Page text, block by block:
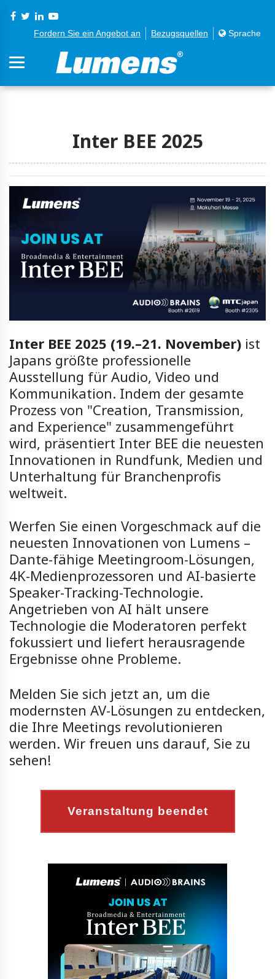
Fordern Sie ein Angebot an Bezugsquellen Sprache
Inter BEE 2025
Inter BEE 2025 (19.–21. November) ist
Japans größte professionelle
Ausstellung für Audio, Video und
Kommunikation. Indem der gesamte
Prozess von "Creation, Transmission,
and Experience" zusammengeführt
wird, präsentiert Inter BEE die neuesten
Innovationen in Rundfunk, Medien und
Unterhaltung für Branchenprofis
weltweit.
Werfen Sie einen Vorgeschmack auf die
neuesten Innovationen von Lumens –
Dante-fähige Meetingroom-Lösungen,
4K-Medienprozessoren und AI-basierte
Speaker-Tracking-Technologie.
Angetrieben von AI hält unsere
Technologie die Moderatoren perfekt
fokussiert und liefert herausragende
Ergebnisse ohne Probleme.
Melden Sie sich jetzt an, um die
modernsten AV-Lösungen zu entdecken,
die Ihre Meetings revolutionieren
werden. Wir freuen uns darauf, Sie zu
sehen!
Veranstaltung beendet